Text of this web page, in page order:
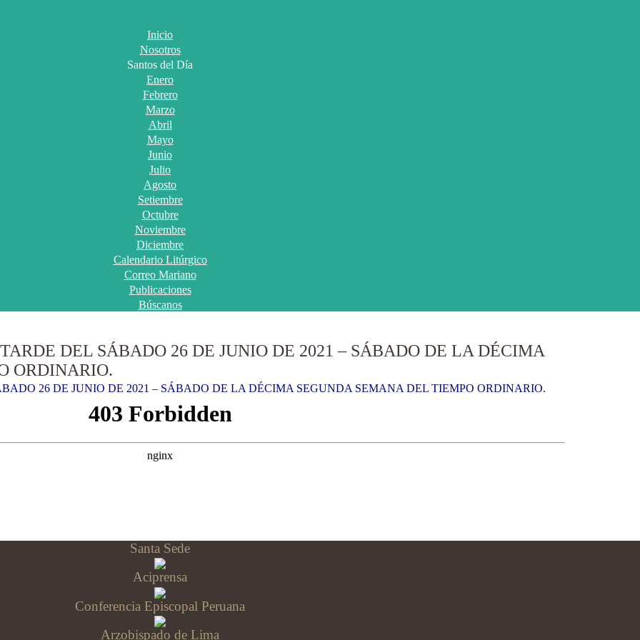
Inicio
Nosotros
Santos del Día
Enero
Febrero
Marzo
Abril
Mayo
Junio
Julio
Agosto
Setiembre
Octubre
Noviembre
Diciembre
Calendario Litúrgico
Correo Mariano
Publicaciones
Búscanos
DEL SÁBADO 26 DE JUNIO DE 2021 – SÁBADO DE LA DÉCIMA
ORDINARIO.
26 DE JUNIO DE 2021 – SÁBADO DE LA DÉCIMA SEGUNDA SEMANA DEL TIEMPO ORDINARIO.
Santa Sede
Aciprensa
Conferencia Episcopal Peruana
Arzobispado de Lima